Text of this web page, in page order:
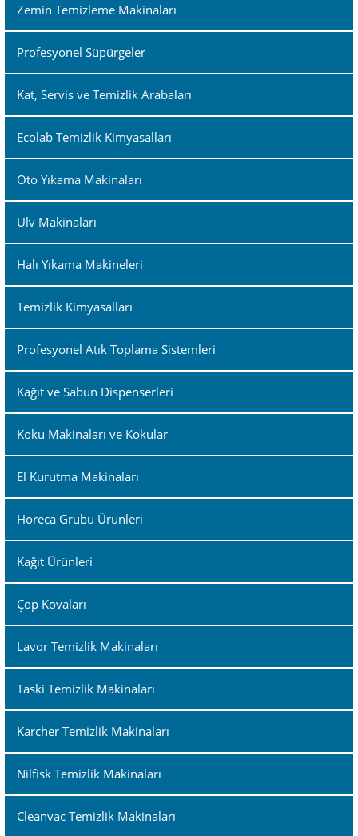
Zemin Temizleme Makinaları
Profesyonel Süpürgeler
Kat, Servis ve Temizlik Arabaları
Ecolab Temizlik Kimyasalları
Oto Yıkama Makinaları
Ulv Makinaları
Halı Yıkama Makineleri
Temizlik Kimyasalları
Profesyonel Atık Toplama Sistemleri
Kağıt ve Sabun Dispenserleri
Koku Makinaları ve Kokular
El Kurutma Makinaları
Horeca Grubu Ürünleri
Kağıt Ürünleri
Çöp Kovaları
Lavor Temizlik Makinaları
Taski Temizlik Makinaları
Karcher Temizlik Makinaları
Nilfisk Temizlik Makinaları
Cleanvac Temizlik Makinaları